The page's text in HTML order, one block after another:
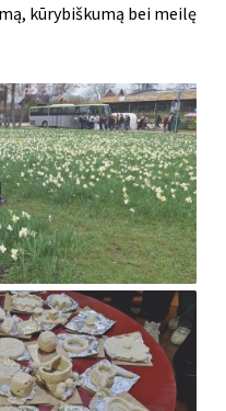
kūrybiškumą bei meilę